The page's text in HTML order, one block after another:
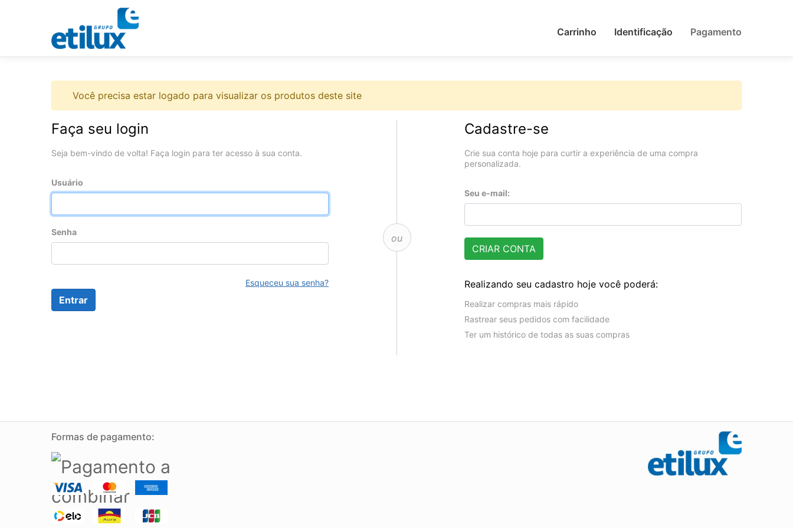
Carrinho Identificação Pagamento
Você precisa estar logado para visualizar os produtos deste site
Faça seu login
Seja bem-vindo de volta! Faça login para ter acesso à sua conta.
Usuário
Senha
Esqueceu sua senha?
ou
Cadastre-se
Crie sua conta hoje para curtir a experiência de uma compra
personalizada.
Seu e-mail:
CRIAR CONTA
Realizando seu cadastro hoje você poderá:
Realizar compras mais rápido
Rastrear seus pedidos com facilidade
Ter um histórico de todas as suas compras
Formas de pagamento: